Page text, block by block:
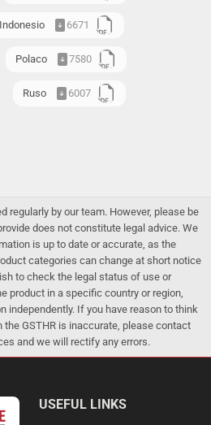
Indonesio 6671
Polaco 7580
Ruso 6007
regularly by our team. However, please be
does not constitute legal advice. We
is up to date or accurate, as the
categories can change at short notice
to check the legal status of use or
product in a specific country or region,
independently. If you have reason to think
GSTHR is inaccurate, please contact
and we will rectify any errors.
USEFUL LINKS